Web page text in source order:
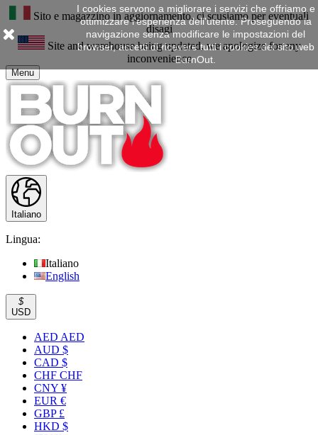
Sito e magazzino in aggiornamento, ci scusiamo per eventuali
disagi
Site and warehouse being updated, we apologize for any
inconvenience
Menu
Italiano
Lingua:
Italiano
English
$
USD
AED AED
AUD $
CAD $
CHF CHF
CNY ¥
EUR €
GBP £
HKD $
I cookies servono a migliorare i servizi che offriamo e
ottimizzare l'esperienza dell'utente. Proseguendo la
navigazione senza modificare le impostazioni del
browser, accetti di ricevere tutti i cookies del sito web
BurnOut.